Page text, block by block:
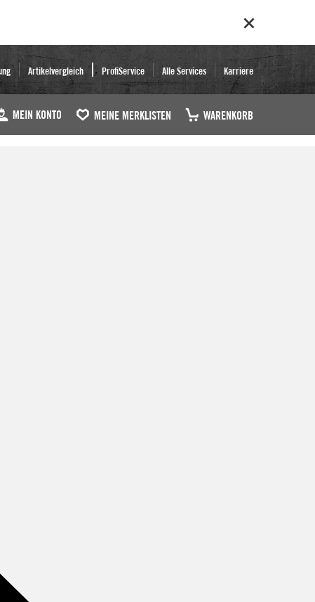
Artikelvergleich ProfiService Alle Services Karriere
MEIN KONTO MEINE MERKLISTEN WARENKORB